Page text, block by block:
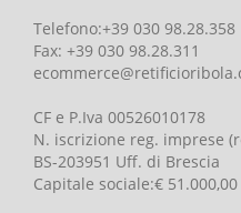
Telefono:+39 030 98.28.358
Fax: +39 030 98.28.311
CF e P.Iva 00526010178
N. iscrizione reg. imprese
BS-203951 Uff. di Brescia
Capitale sociale:€ 51.000,00